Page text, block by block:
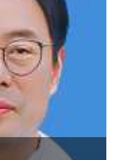
2025-03-19
2023-03-16
关于陕西冶金医院燃气锅炉建设项目 竣工环境保护验收情况的公示
2021-08-02
2021-06-29
剂次接种
2021-06-26
苗！
【验收公示】关于陕西冶金医院门诊住院综合大楼建设项目竣工环境保护验收情况的公示